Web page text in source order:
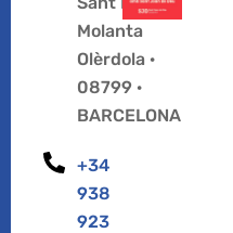
Molanta
Olèrdola ·
08799 ·
BARCELONA
+34
938
923